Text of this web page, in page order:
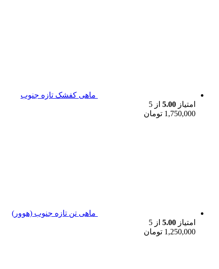
ماهی کفشک تازه جنوب
امتیاز 5.00 از 5
1,750,000 تومان
ماهی تن تازه جنوب (هوور)
امتیاز 5.00 از 5
1,250,000 تومان